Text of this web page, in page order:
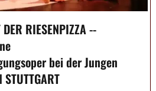
RIESENPIZZA --
bei der Jungen